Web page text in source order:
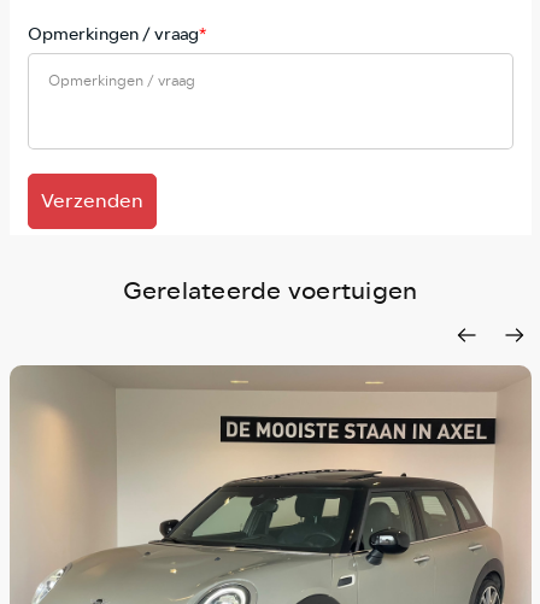
Opmerkingen / vraag*
Verzenden
Gerelateerde voertuigen